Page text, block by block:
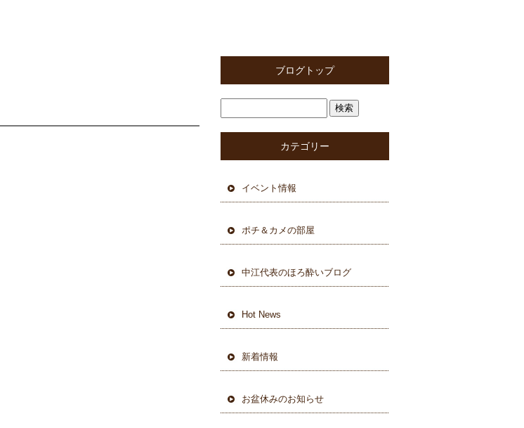
ブログトップ
カテゴリー
イベント情報
ポチ＆カメの部屋
中江代表のほろ酔いブログ
Hot News
新着情報
お盆休みのお知らせ